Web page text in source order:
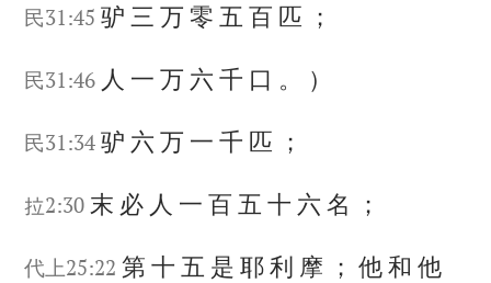
民31:45 驴三万 零五百 匹 ；
民31:46 人 一万 六千 口 。 ）
民31:34 驴 六万 一千 匹 ；
拉2:30 末 必 人 一百五十 六名 ；
代上25:22 第十 五 是耶利 摩 ；他和他